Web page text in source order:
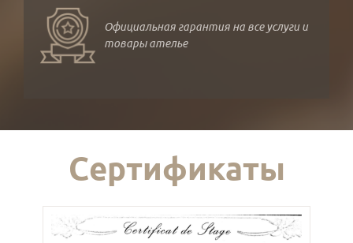
Официальная гарантия на все услуги и
товары ателье
Сертификаты